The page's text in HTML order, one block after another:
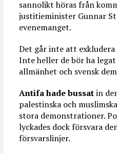
sannolikt höras från
justitieminister Gunnar
evenemanget.
Det går inte att exkludera
Inte heller de bör ha
allmänhet och svensk
Antifa hade bussatin
palestinska och
stora demonstrationer.
lyckades dock försvara
försvarslinjer.